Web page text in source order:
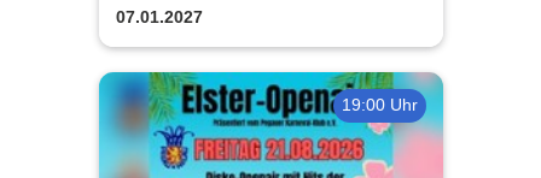
07.01.2027
19:00 Uhr